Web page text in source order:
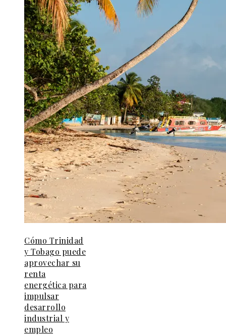
Cómo Trinidad
y Tobago puede
aprovechar su
renta
energética para
impulsar
desarrollo
industrial y
empleo